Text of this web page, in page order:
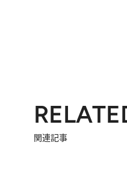
関連記事